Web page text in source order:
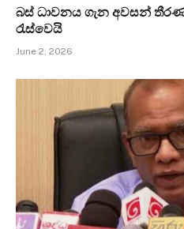
බස් ධාවනය ගැන අවසන්
රැස්වෙයි
June 2, 2026